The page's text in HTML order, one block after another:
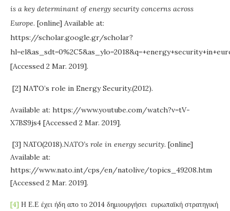
is a key determinant of energy security concerns across
Europe. [online] Available at:
https://scholar.google.gr/scholar?
[Accessed 2 Mar. 2019].
[2] NATO’s role in Energy Security.(2012).
Available at: https://www.youtube.com/watch?v=tV-
X7BS9js4 [Accessed 2 Mar. 2019].
[3] ΝΑΤΟ(2018).NATO’s role in energy security. [online]
Available at:
https://www.nato.int/cps/en/natolive/topics_49208.htm
[Accessed 2 Mar. 2019].
[4] Η Ε.Ε έχει ήδη απο το 2014 δημιουργήσει ευρωπαϊκή στρατηγική